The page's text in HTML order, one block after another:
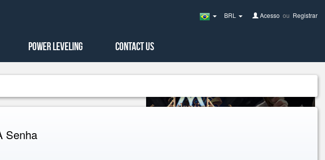
Brazil(Português)
BRL Acesso ou Registrar
Power Leveling Contact Us
Senha